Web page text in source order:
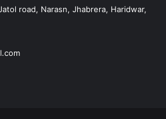
road, Narasn, Jhabrera, Haridwar,